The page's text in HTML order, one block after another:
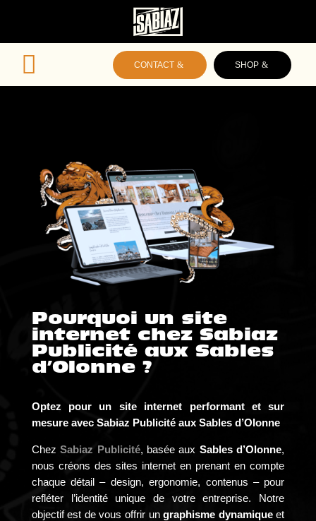
 CONTACT SHOP
Pourquoi un site
internet chez Sabiaz
Publicité aux Sables
d’Olonne ?
Optez pour un site internet performant et sur
mesure avec Sabiaz Publicité aux Sables d’Olonne
ChezSabiaz Publicité, basée aux Sables d’Olonne,
nous créons des sites internet en prenant en compte
chaque détail – design, ergonomie, contenus – pour
refléter l’identité unique de votre entreprise. Notre
objectif est de vous offrir ungraphisme dynamiqueet